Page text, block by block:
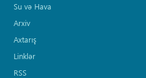
Su və Hava
Arxiv
Axtarış
Linklər
RSS